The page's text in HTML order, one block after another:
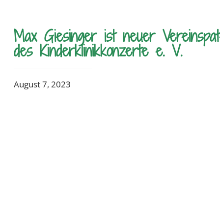
Max Giesinger ist neuer
des Kinderklinikkonzerte e. V.
August 7, 2023